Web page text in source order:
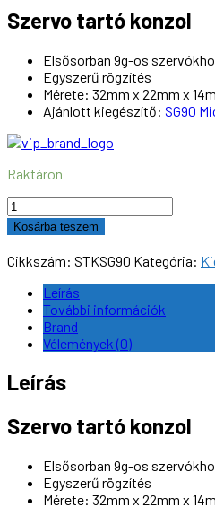
Szervo tartó konzol
Elsősorban 9g-os
Egyszerű rögzítés
Mérete: 32mm x 22mm x
Ajánlott kiegészítő: SG90
Raktáron
Szervo
tartó
konzol
(SG90)
mennyiség
Kosárba teszem
Cikkszám: STKSG90 Kategória:
Leírás
További információk
Brand
Vélemények (0)
Leírás
Szervo tartó konzol
Elsősorban 9g-os
Egyszerű rögzítés
Mérete: 32mm x 22mm x